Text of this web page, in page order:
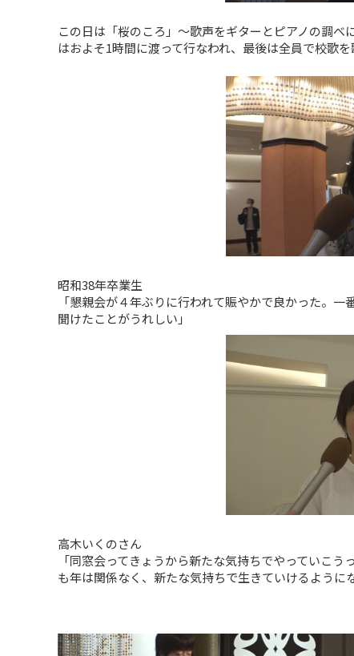
この日は「桜のころ」～歌声をギターとピアノの調
はおよそ1時間に渡って行なわれ、最後は全員で校歌を
昭和38年卒業生
「懇親会が４年ぶりに行われて賑やかで良かった。
聞けたことがうれしい」
高木いくのさん
「同窓会ってきょうから新たな気持ちでやっていこ
も年は関係なく、新たな気持ちで生きていけるように